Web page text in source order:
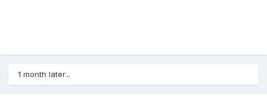
1 month later...